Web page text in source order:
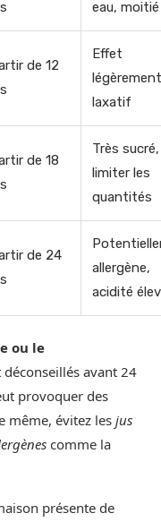
eau,
de 12
Effet
légèrement
laxatif
de 18
Très sucré,
limiter les
quantités
de 24
allergène,
acidité
ou le
avant 24
provoquer des
même, évitez les jus
comme la
présente de